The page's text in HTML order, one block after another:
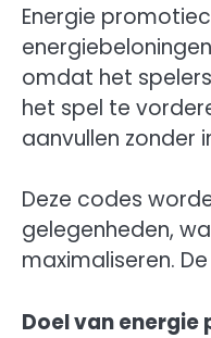
Energie
omdat het
het spel te
aanvullen zonder
Deze codes
gelegenheden,
maximaliseren.
Doel van